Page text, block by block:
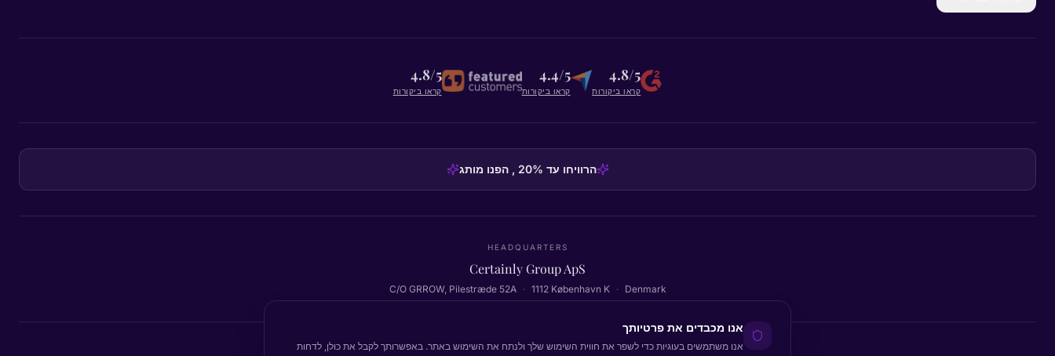
4.8/5
קראו ביקורות
4.4/5
קראו ביקורות
4.8/5
קראו ביקורות
הרוויחו עד 20% , הפנו מותג
HEADQUARTERS
Certainly Group ApS
C/O GRROW, Pilestræde 52A · 1112 København K · Denmark
חזרה לראש העמוד
אנו מכבדים את פרטיותך
אנו משתמשים בעוגיות כדי לשפר את חווית השימוש שלך ולנתח את השימוש באתר. באפשרותך לקבל את כולן, לדחות